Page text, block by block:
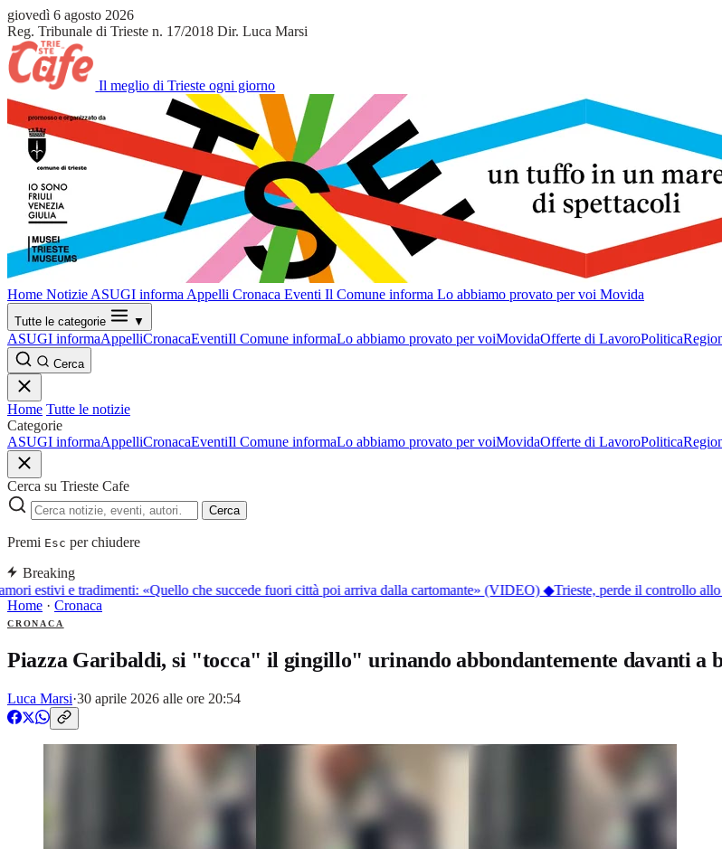
giovedì 6 agosto 2026
Reg. Tribunale di Trieste n. 17/2018 Dir. Luca Marsi
Il meglio di Trieste ogni giorno
Home Notizie ASUGI informa Appelli Cronaca Eventi Il Comune informa Lo abbiamo provato per voi Movida
Tutte le categorie ▼
ASUGI informaAppelliCronacaEventiIl Comune informaLo abbiamo provato per voiMovidaOfferte di LavoroPolitica
Cerca
Home Tutte le notizie
Categorie
ASUGI informaAppelliCronacaEventiIl Comune informaLo abbiamo provato per voiMovidaOfferte di LavoroPolitica
Cerca su Trieste Cafe
Cerca
Premi Esc per chiudere
Breaking
estivi e tradimenti: «Quello che succede fuori città poi arriva dalla cartomante» (VIDEO)◆Trieste, perde il controllo allo
Home · Cronaca
CRONACA
Piazza Garibaldi, si "tocca" il gingillo" urinando abbondantemente davanti a
Luca Marsi·30 aprile 2026 alle ore 20:54